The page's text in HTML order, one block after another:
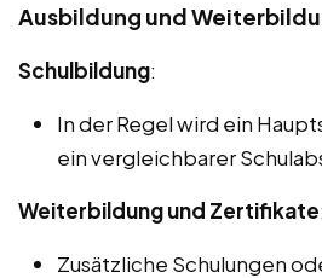
Ausbildung und
Schulbildung:
In der Regel wird ein
ein vergleichbarer
Weiterbildung und Zertifikate:
Zusätzliche Schulungen